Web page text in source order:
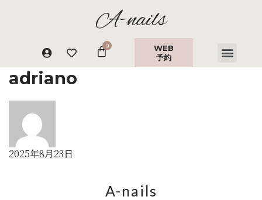
A-nails
WEB
予約
adriano
2025年8月23日
A-nails